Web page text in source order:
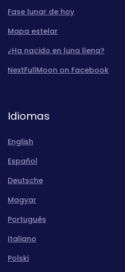
Fase lunar de hoy
Mapa estelar
¿Ha nacido en luna llena?
NextFullMoon on Facebook
Idiomas
English
Español
Deutsche
Magyar
Português
Italiano
Polski